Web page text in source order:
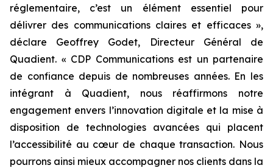
réglementaire, c’est un élément essentiel pour
délivrer des communications claires et efficaces »,
déclare Geoffrey Godet, Directeur Général de
Quadient. « CDP Communications est un partenaire
de confiance depuis de nombreuses années. En les
intégrant à Quadient, nous réaffirmons notre
engagement envers l’innovation digitale et la mise à
disposition de technologies avancées qui placent
l’accessibilité au cœur de chaque transaction. Nous
pourrons ainsi mieux accompagner nos clients dans la